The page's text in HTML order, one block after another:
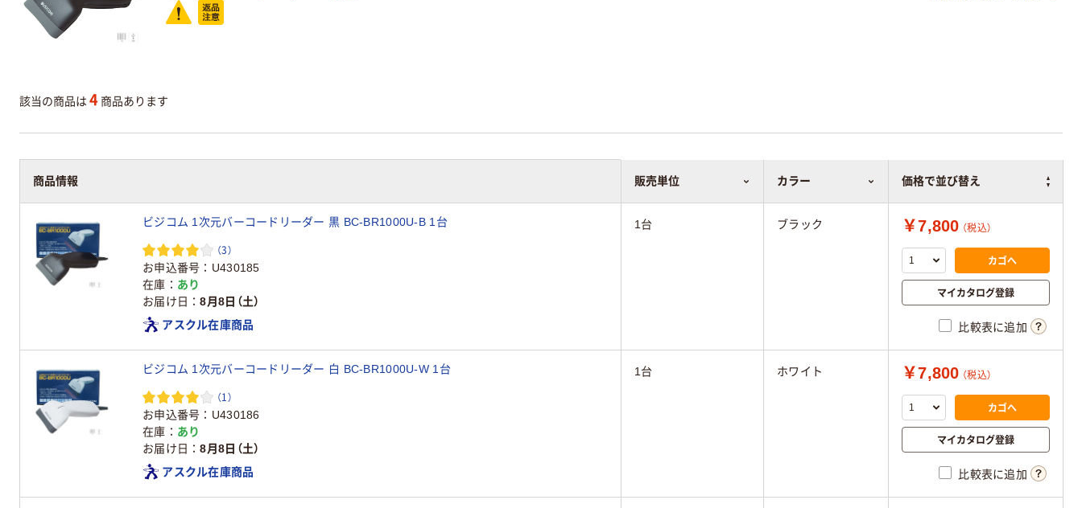
該当の商品は 4 商品あります
商品情報 販売単位 カラー 価格で並び替え
ビジコム 1次元バーコードリーダー 黒 BC-BR1000U-B 1台
（3）
お申込番号
U430185
在庫
あり
お届け日
8月8日（土）
アスクル在庫商品
1台 ブラック ￥7,800 （税込）
カゴへ
マイカタログ登録
比較表に追加
ビジコム 1次元バーコードリーダー 白 BC-BR1000U-W 1台
（1）
お申込番号
U430186
在庫
あり
お届け日
8月8日（土）
アスクル在庫商品
1台 ホワイト ￥7,800 （税込）
カゴへ
マイカタログ登録
比較表に追加